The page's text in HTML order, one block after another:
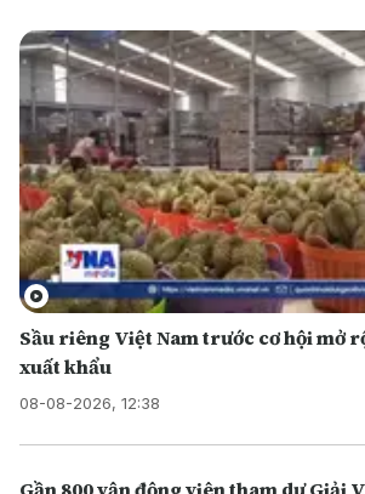
Sầu riêng Việt Nam trước cơ hội mở
xuất khẩu
08-08-2026, 12:38